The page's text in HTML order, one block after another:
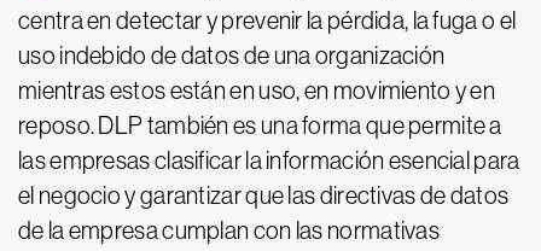
centra en detectar y prevenir la pérdida, la fuga o el
uso indebido de datos de una organización
mientras estos están en uso, en movimiento y en
reposo. DLP también es una forma que permite a
las empresas clasificar la información esencial para
el negocio y garantizar que las directivas de datos
de la empresa cumplan con las normativas